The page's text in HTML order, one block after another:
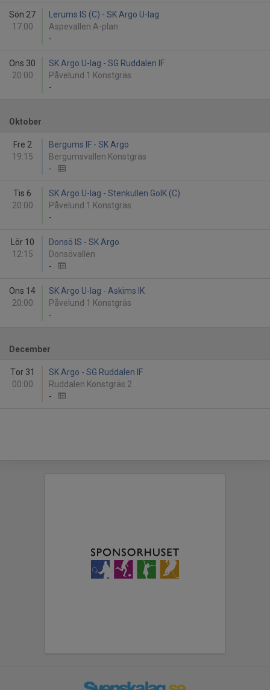
Sön 27
17:00
Lerums IS (C) - SK Argo U-lag
Aspevallen A-plan
-
Ons 30
20:00
SK Argo U-lag - SG Ruddalen IF
Påvelund 1 Konstgräs
-
Oktober
Fre 2
19:15
Bergums IF - SK Argo
Bergumsvallen Konstgräs
-
Tis 6
20:00
SK Argo U-lag - Stenkullen GoIK (C)
Påvelund 1 Konstgräs
-
Lör 10
12:15
Donsö IS - SK Argo
Donsövallen
-
Ons 14
20:00
SK Argo U-lag - Askims IK
Påvelund 1 Konstgräs
-
December
Tor 31
00:00
SK Argo - SG Ruddalen IF
Ruddalen Konstgräs 2
-